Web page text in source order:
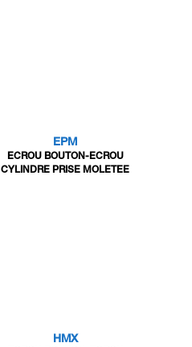
EPM
ECROU BOUTON-ECROU
CYLINDRE PRISE MOLETEE
HMX